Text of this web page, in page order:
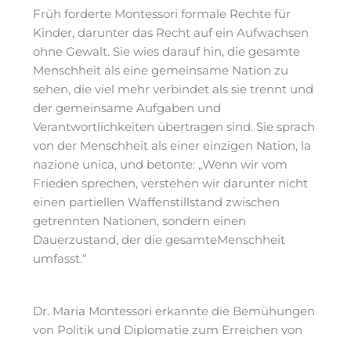
Früh forderte Montessori formale Rechte für
Kinder, darunter das Recht auf ein Aufwachsen
ohne Gewalt. Sie wies darauf hin, die gesamte
Menschheit als eine gemeinsame Nation zu
sehen, die viel mehr verbindet als sie trennt und
der gemeinsame Aufgaben und
Verantwortlichkeiten übertragen sind. Sie sprach
von der Menschheit als einer einzigen Nation‚ la
nazione unica, und betonte: „Wenn wir vom
Frieden sprechen, verstehen wir darunter nicht
einen partiellen Waffenstillstand zwischen
getrennten Nationen, sondern einen
Dauerzustand, der die gesamteMenschheit
umfasst.“
Dr. Maria Montessori erkannte die Bemühungen
von Politik und Diplomatie zum Erreichen von